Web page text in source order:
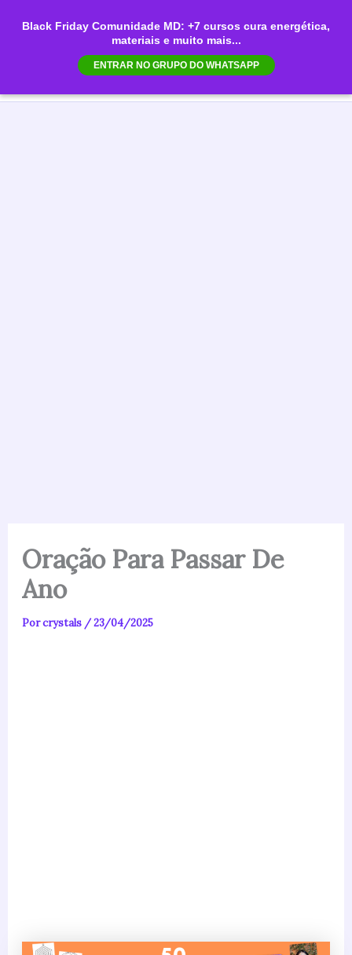
Black Friday Comunidade MD: +7 cursos cura energética,
materiais e muito mais...
ENTRAR NO GRUPO DO WHATSAPP
para
Oração Para Passar De
Ano
Porcrystals /23/04/2025